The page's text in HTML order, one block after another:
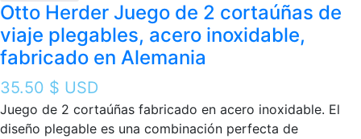
Otto Herder Juego de 2 cortaúñas de
viaje plegables, acero inoxidable,
fabricado en Alemania
35.50 $ USD
Juego de 2 cortaúñas fabricado en acero inoxidable. El
diseño plegable es una combinación perfecta de